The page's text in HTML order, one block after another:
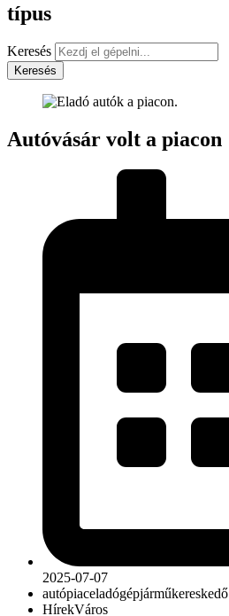
típus
Keresés
Keresés
Autóvásár volt a piacon
2025-07-07
autópiaceladógépjárműkereskedő
HírekVáros